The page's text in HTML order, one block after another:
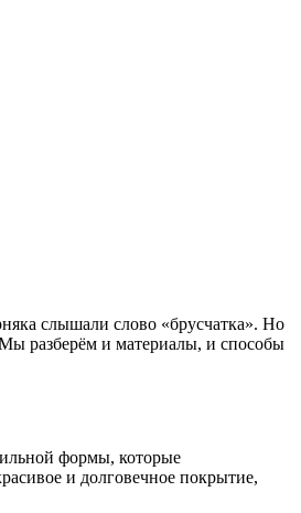
слышали слово «брусчатка». Но
разберём и материалы, и способы
формы, которые
и долговечное покрытие,